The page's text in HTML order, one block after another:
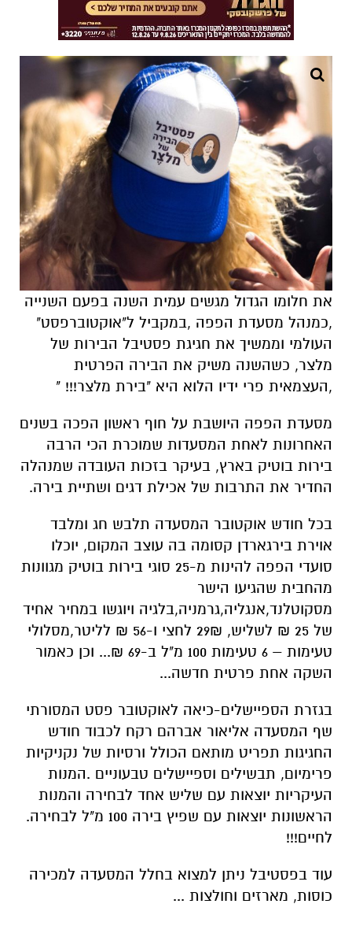
את חלומו הגדול מגשים עמית השנה בפעם השנייה
,כמנהל מסעדת הפפה ,במקביל ל"אוקטוברפסט"
העולמי וממשיך את חגיגת פסטיבל הבירות של
מלצר, כשהשנה משיק את הבירה הפרטית
,העצמאית פרי ידיו הלוא היא "בירת מלצר!!! "
מסעדת הפפה היושבת על חוף ראשון הפכה בשנים
האחרונות לאחת המסעדות שמוכרת הכי הרבה
בירות בוטיק בארץ, בעיקר בזכות העובדה שמנהלה
החדיר את התרבות של אכילת דגים ושתיית בירה.
בכל חודש אוקטובר המסעדה תלבש חג ומלבד
אוירת בירגארדן קסומה בה עוצב המקום, יוכלו
סועדי הפפה להינות מ-25 סוגי בירות בוטיק מגוונות
מהחבית שהגיעו הישר
מסקוטלנד,אנגליה,גרמניה,בלגיה ויוגשו במחיר אחיד
של 25 ₪ לשליש, 29₪ לחצי ו-56 ₪ לליטר,מסלולי
טעימות – 6 טעימות 100 מ"ל ב-69 ₪... וכן כאמור
השקה אחת פרטית חדשה...
בגזרת הספיישלים-כיאה לאוקטובר פסט המסורתי
שף המסעדה אליאור אברהם רקח לכבוד חודש
החגיגות תפריט מותאם הכולל ורסיות של נקניקיות
פרימיום, תבשילים וספיישלים טבעוניים .המנות
העיקריות יוצאות עם שליש אחד לבחירה והמנות
הראשונות יוצאות עם שפיץ בירה 100 מ"ל לבחירה.
לחיים!!!
עוד בפסטיבל ניתן למצוא בחלל המסעדה למכירה
כוסות, מארזים וחולצות ...